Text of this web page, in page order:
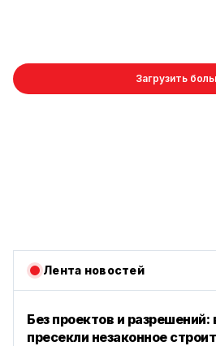
Загрузить
Лента новостей
Без проектов и
пресекли незаконное